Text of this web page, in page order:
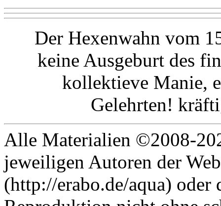
Der Hexenwahn vom
keine Ausgeburt des
kollektieve Manie,
Gelehrten!
Alle Materialien ©2008-
jeweiligen Autoren der
(http://erabo.de/aqua) oder